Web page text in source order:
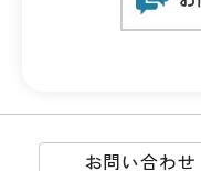
お問い合わせ